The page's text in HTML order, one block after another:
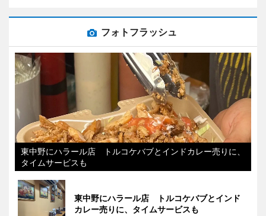
フォトフラッシュ
東中野にハラール店 トルコケバブとインドカレー売りに、
タイムサービスも
東中野にハラール店 トルコケバブとインド
カレー売りに、タイムサービスも